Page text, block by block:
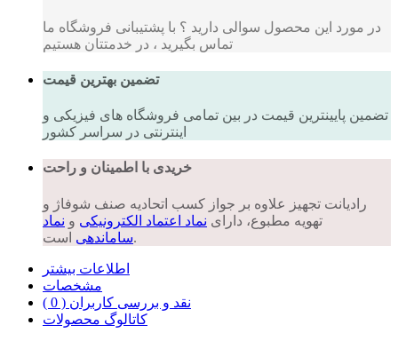
در مورد این محصول سوالی دارید ؟ با پشتیبانی فروشگاه ما
تماس بگیرید ، در خدمتتان هستیم
تضمین بهترین قیمت
تضمین پایینترین قیمت در بین تمامی فروشگاه های فیزیکی و
اینترنتی در سراسر کشور
خریدی با اطمینان و راحت
رادیانت تجهیز علاوه بر جواز کسب اتحادیه صنف شوفاژ و
تهویه مطبوع، دارای نماد اعتماد الکترونیکی و نماد
ساماندهیاست.
اطلاعات بیشتر
مشخصات
نقد و بررسی کاربران ( 0 )
کاتالوگ محصولات